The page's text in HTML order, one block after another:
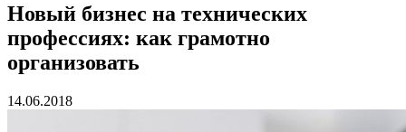
Новый бизнес на технических
профессиях: как грамотно
организовать
14.06.2018